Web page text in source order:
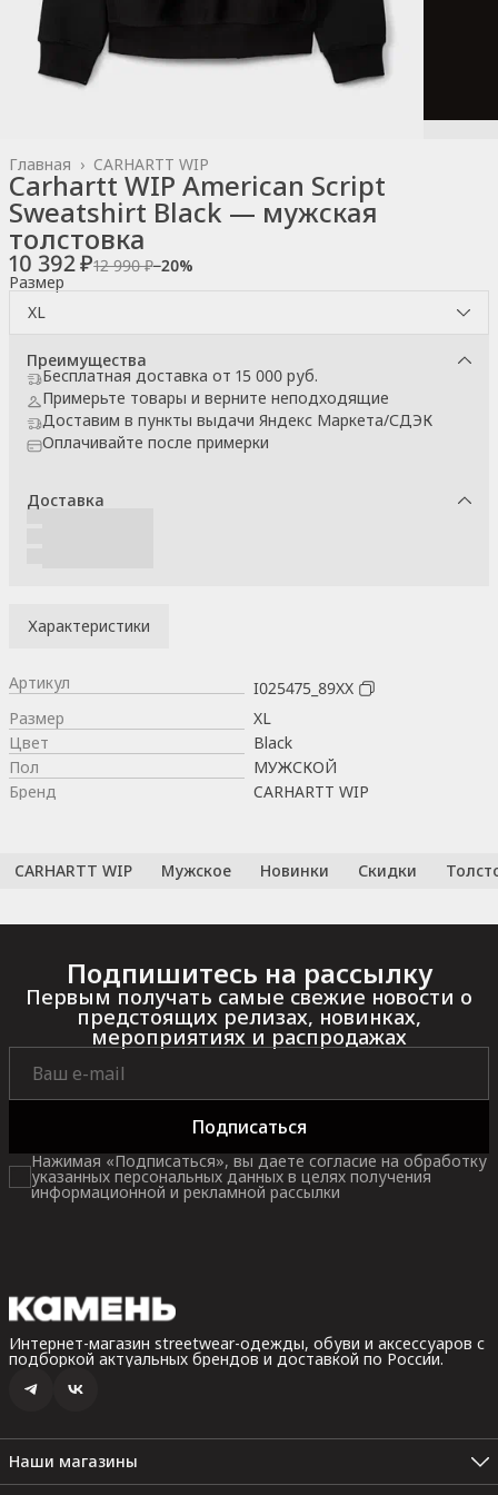
CARHARTT WIP
Главная ›
Carhartt WIP American Script
Sweatshirt Black — мужская
толстовка
10 392 ₽12 990 ₽−20%
Размер
XL
Преимущества
Бесплатная доставка от 15 000 руб.
Примерьте товары и верните неподходящие
Доставим в пункты выдачи Яндекс Маркета/СДЭК
Оплачивайте после примерки
Доставка
Характеристики
Артикул
I025475_89XX
Размер
XL
Цвет
Black
Пол
МУЖСКОЙ
Бренд
CARHARTT WIP
CARHARTT WIP Мужское Новинки Скидки
Подпишитесь на рассылку
Первым получать самые свежие новости о
предстоящих релизах, новинках,
мероприятиях и распродажах
Подписаться
Нажимая «Подписаться», вы даете согласие на обработку
указанных персональных данных в целях получения
информационной и рекламной рассылки
Интернет-магазин streetwear-одежды, обуви и аксессуаров с
подборкой актуальных брендов и доставкой по России.
Наши магазины